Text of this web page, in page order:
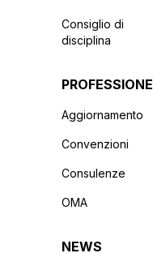
Consiglio di
disciplina
PROFESSIONE
Aggiornamento
Convenzioni
Consulenze
OMA
NEWS